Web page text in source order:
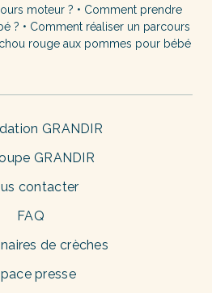
moteur ? • Comment prendre
? • Comment réaliser un parcours
rouge aux pommes pour bébé
GRANDIR
GRANDIR
contacter
FAQ
de crèches
presse